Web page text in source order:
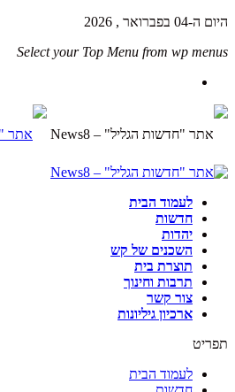
היום ה-04 בפברואר , 2026
Select your Top Menu from wp menus
לעמוד הבית
חדשות
יהדות
השכנים של קש
תוצרת בית
תרבות וחינוך
צור קשר
ארכיון גיליונות
תפריט
לעמוד הבית